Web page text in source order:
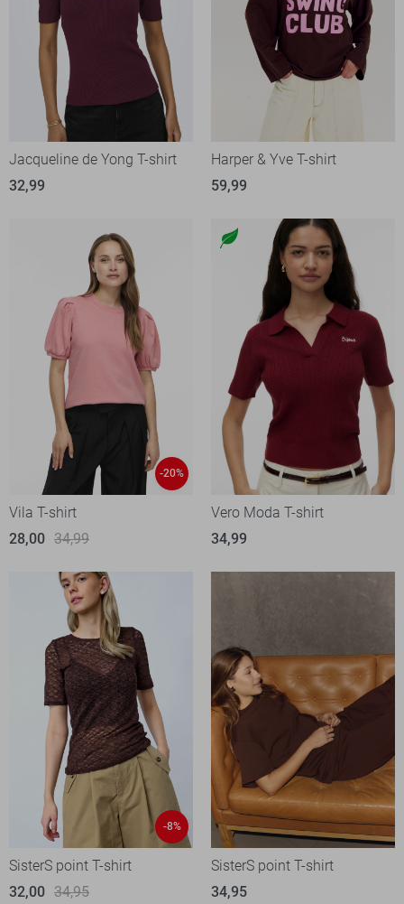
Jacqueline de Yong T-shirt
32,99
Harper & Yve T-shirt
59,99
-20%
Vila T-shirt
28,00 34,99
Vero Moda T-shirt
34,99
-8%
SisterS point T-shirt
32,00 34,95
SisterS point T-shirt
34,95